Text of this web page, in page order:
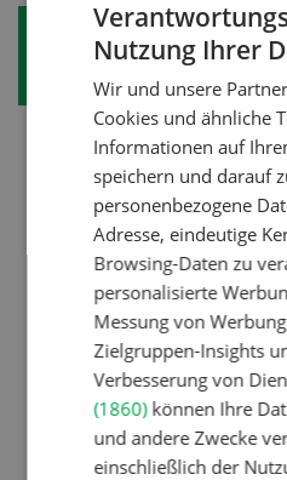
Sicheres
Seilwinde
Ein wichtiges Hilfsmittel
die Seilwinde. Ohne
Waldarbeiten verzichtet
Landwirtschaft sind
Seilwinden anzutreffen
Traktoren ohne
Ausrüstungen bergen
werden sollten.
Anforderungen an
Traktorgrösse und
Nutzung Ihrer
Wir und unsere
Cookies und ähnliche
Informationen auf
speichern und darauf
personenbezogene
Adresse, eindeutige
Browsing-Daten zu
personalisierte
Messung von
Zielgruppen-Insights
Verbesserung von
(1860)können Ihre
und andere Zwecke
einschließlich der